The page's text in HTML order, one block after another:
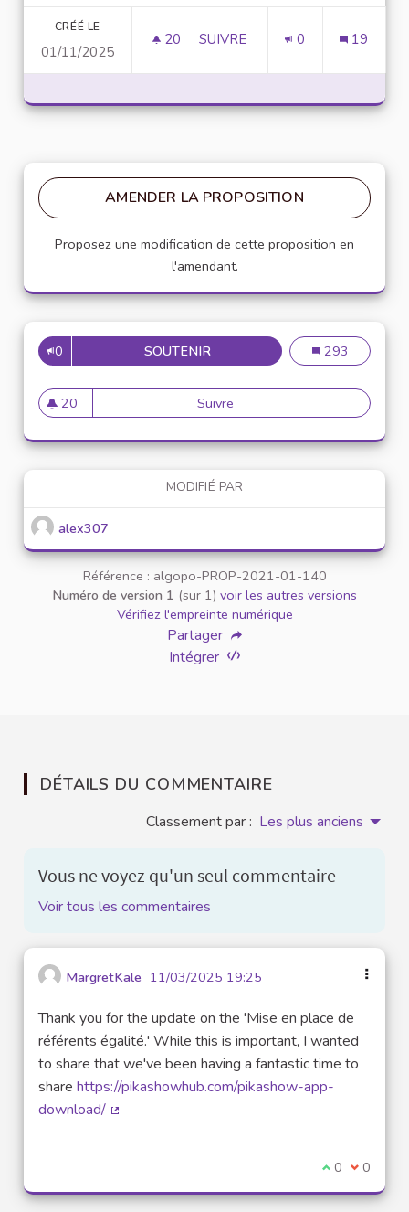
CRÉÉ LE
01/11/2025
20 20 ABONNÉS
SUIVRE 0 19
AMENDER LA PROPOSITION
Proposez une modification de cette proposition en
l'amendant.
0 SOUTENIRMISE EN PLACE DEMise en place
293
20
20 abonnés
Suivre Mise en place de référents
MODIFIÉ PAR
alex307
Référence : algopo-PROP-2021-01-140
Numéro de version 1 (sur 1) voir les autres versions
Vérifiez l'empreinte numérique
Partager
Intégrer
DÉTAILS DU COMMENTAIRE
Classement par : Les plus anciens
Vous ne voyez qu'un seul commentaire
Voir tous les commentaires
MargretKale 11/03/2025 19:25
Thank you for the update on the 'Mise en place de
référents égalité.' While this is important, I wanted
to share that we've been having a fantastic time to
share https://pikashowhub.com/pikashow-app-
download/
Je suis
0 Je ne
0